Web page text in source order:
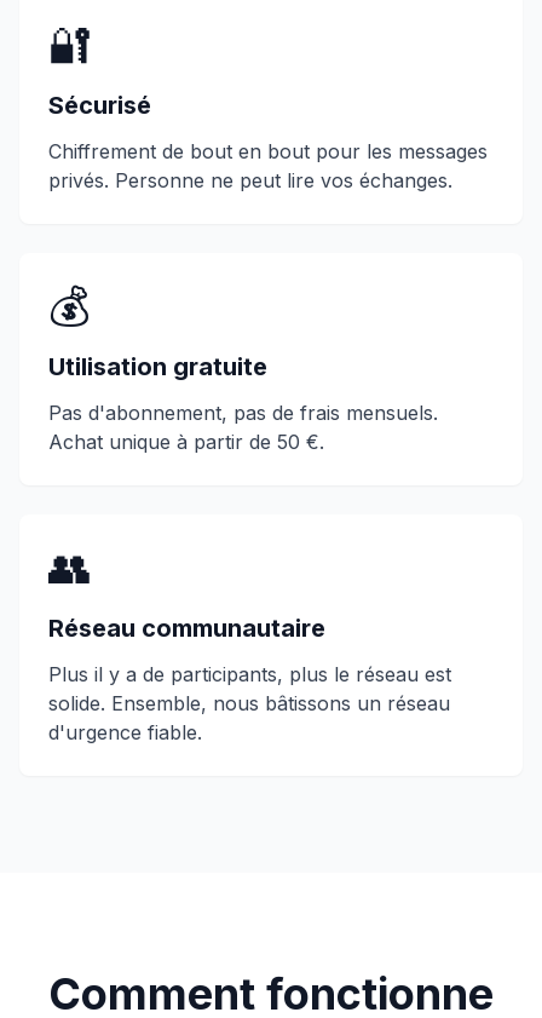
🔐
Sécurisé
Chiffrement de bout en bout pour les messages
privés. Personne ne peut lire vos échanges.
💰
Utilisation gratuite
Pas d'abonnement, pas de frais mensuels.
Achat unique à partir de 50 €.
👥
Réseau communautaire
Plus il y a de participants, plus le réseau est
solide. Ensemble, nous bâtissons un réseau
d'urgence fiable.
Comment fonctionne